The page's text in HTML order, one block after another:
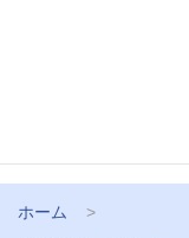
ホーム